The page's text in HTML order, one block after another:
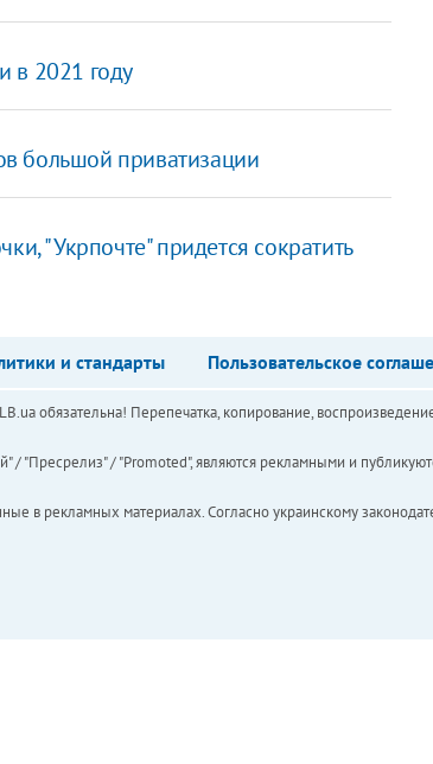
в 2021 году
большой приватизации
"Укрпочте" придется сократить
и стандарты Пользовательское
обязательна! Перепечатка, копирование,
"Пресрелиз" / "Promoted", являются рекламными и
в рекламных материалах. Согласно украинскому